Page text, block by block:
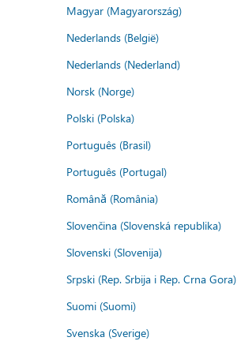
Magyar (Magyarország)
Nederlands (België)
Nederlands (Nederland)
Norsk (Norge)
Polski (Polska)
Português (Brasil)
Português (Portugal)
Română (România)
Slovenčina (Slovenská republika)
Slovenski (Slovenija)
Srpski (Rep. Srbija i Rep. Crna Gora)
Suomi (Suomi)
Svenska (Sverige)